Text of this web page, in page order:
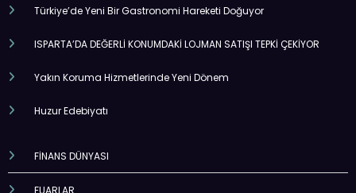
Türkiye’de Yeni Bir Gastronomi Hareketi Doğuyor
ISPARTA’DA DEĞERLİ KONUMDAKİ LOJMAN SATIŞI TEPKİ ÇEKİYOR
Yakın Koruma Hizmetlerinde Yeni Dönem
Huzur Edebiyatı
FİNANS DÜNYASI
FUARLAR